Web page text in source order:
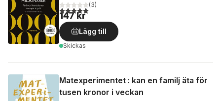
5,0utav 5 stjärnor. Totalt antal röster:
(3)
147 kr
Lägg till
Skickas
Matexperimentet : kan en familj äta för
tusen kronor i veckan